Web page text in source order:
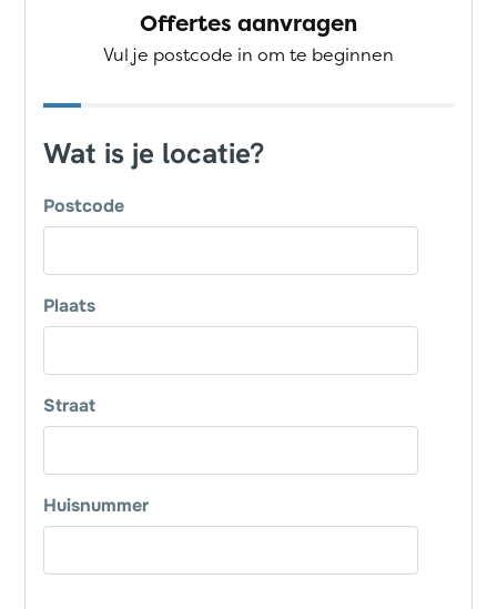
Offertes aanvragen
Vul je postcode in om te beginnen